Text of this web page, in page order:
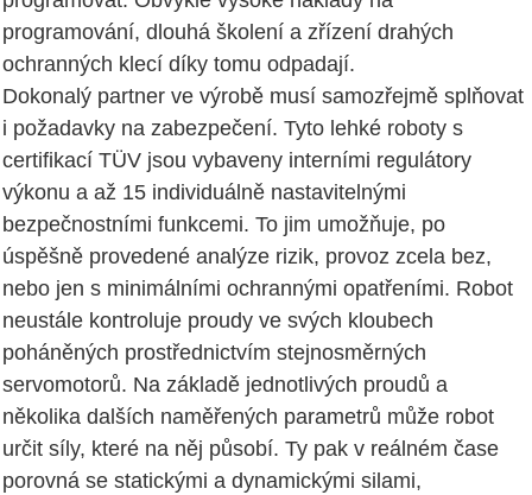
programování, dlouhá školení a zřízení drahých
ochranných klecí díky tomu odpadají.
Dokonalý partner ve výrobě musí samozřejmě splňovat
i požadavky na zabezpečení. Tyto lehké roboty s
certifikací TÜV jsou vybaveny interními regulátory
výkonu a až 15 individuálně nastavitelnými
bezpečnostními funkcemi. To jim umožňuje, po
úspěšně provedené analýze rizik, provoz zcela bez,
nebo jen s minimálními ochrannými opatřeními. Robot
neustále kontroluje proudy ve svých kloubech
poháněných prostřednictvím stejnosměrných
servomotorů. Na základě jednotlivých proudů a
několika dalších naměřených parametrů může robot
určit síly, které na něj působí. Ty pak v reálném čase
porovná se statickými a dynamickými silami,